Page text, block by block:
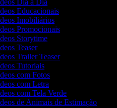
Dia a Dia
Educacionais
Imobiliários
Promocionais
Storytime
Teaser
Trailer Teaser
Tutoriais
com Fotos
com Letra
com Tela Verde
de Animais de Estimação